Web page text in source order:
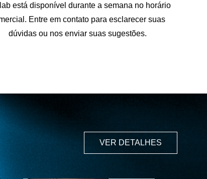
está disponível durante a semana no horário
Entre em contato para esclarecer suas
dúvidas ou nos enviar suas sugestões.
VER DETALHES